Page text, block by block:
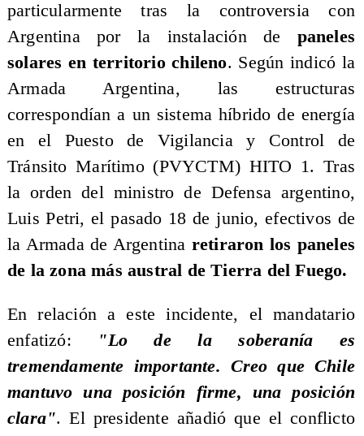
particularmente tras la controversia con
Argentina por la instalación de paneles
solares en territorio chileno. Según indicó la
Armada Argentina, las estructuras
correspondían a un sistema híbrido de energía
en el Puesto de Vigilancia y Control de
Tránsito Marítimo (PVYCTM) HITO 1. Tras
la orden del ministro de Defensa argentino,
Luis Petri, el pasado 18 de junio, efectivos de
la Armada de Argentina retiraron los paneles
de la zona más austral de Tierra del Fuego.
En relación a este incidente, el mandatario
enfatizó: "Lo de la soberanía es
tremendamente importante. Creo que Chile
mantuvo una posición firme, una posición
clara". El presidente añadió que el conflicto